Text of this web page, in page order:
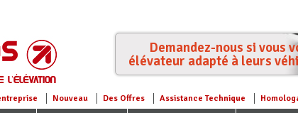
Nouveau Des Offres Assistance Technique
Demandez-nous si vous
élévateur adapté à leurs